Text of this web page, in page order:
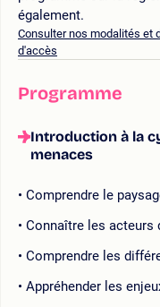
également.
Consulter nos modalités et
d'accès
Programme
Introduction à la
menaces
Comprendre le
Connaître les acteurs
Comprendre les
Appréhender les